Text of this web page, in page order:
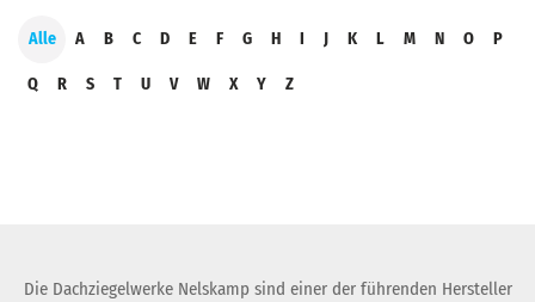
Alle A B C D E F G H I J K L M N O P
Q R S T U V W X Y Z
Die Dachziegelwerke Nelskamp sind einer der führenden Hersteller